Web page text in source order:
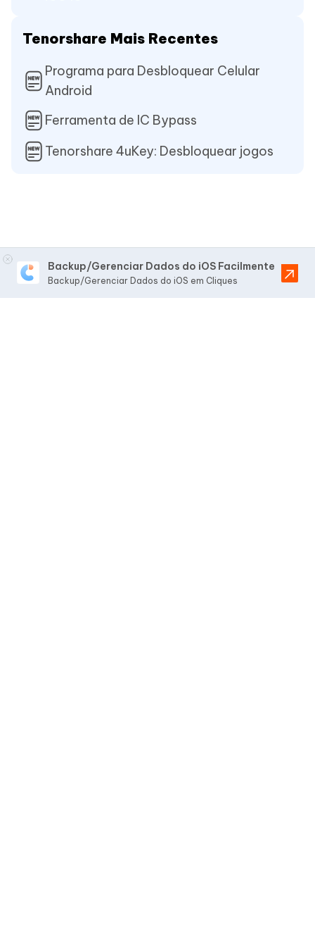
Tenorshare Mais Recentes
Programa para Desbloquear Celular
Android
Ferramenta de IC Bypass
Tenorshare 4uKey: Desbloquear jogos
Backup/Gerenciar Dados do iOS Facilmente
Backup/Gerenciar Dados do iOS em Cliques